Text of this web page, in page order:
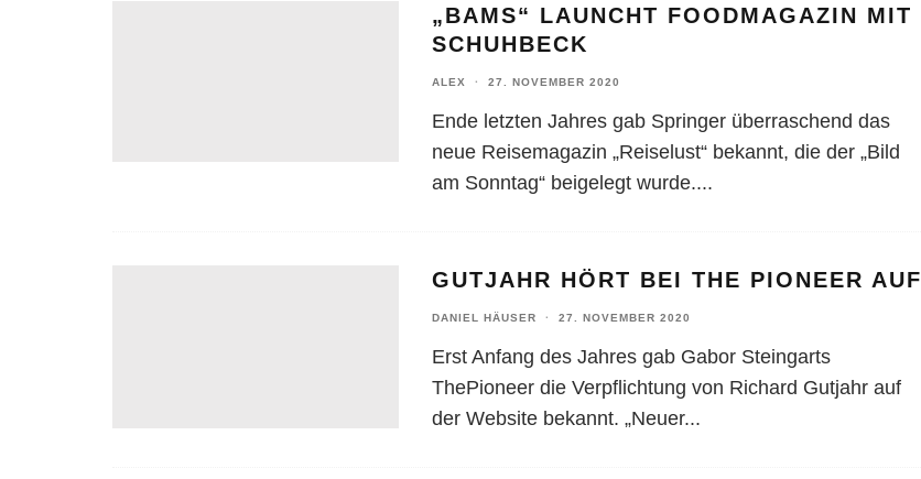
„BAMS“ LAUNCHT FOODMAGAZIN MIT
SCHUHBECK
ALEX · 27. NOVEMBER 2020
Ende letzten Jahres gab Springer überraschend das
neue Reisemagazin „Reiselust“ bekannt, die der „Bild
am Sonntag“ beigelegt wurde....
GUTJAHR HÖRT BEI THE PIONEER AUF
DANIEL HÄUSER · 27. NOVEMBER 2020
Erst Anfang des Jahres gab Gabor Steingarts
ThePioneer die Verpflichtung von Richard Gutjahr auf
der Website bekannt. „Neuer...